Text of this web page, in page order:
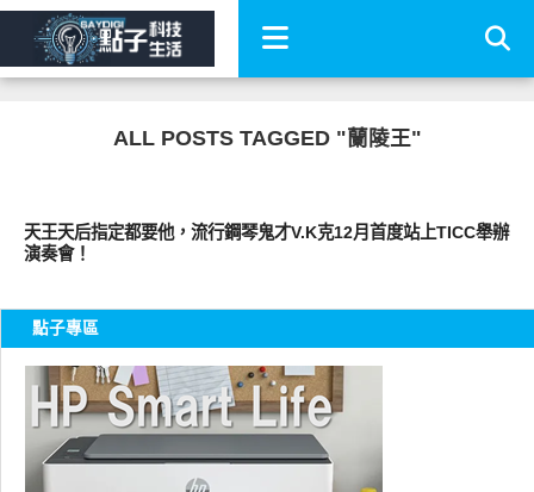
ALL POSTS TAGGED "蘭陵王"
天王天后指定都要他，流行鋼琴鬼才V.K克12月首度站上TICC舉辦
演奏會！
點子專區